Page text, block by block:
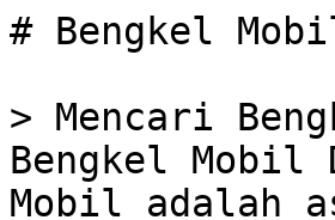
# Bengkel
> Mencari
Bengkel Mobil
Mobil adalah